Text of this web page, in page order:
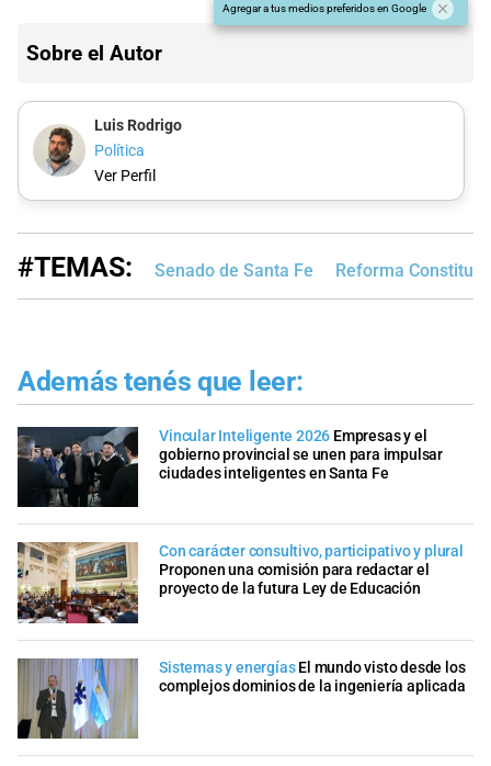
Agregar a tus medios preferidos en Google
Sobre el Autor
Luis Rodrigo
Política
Ver Perfil
#TEMAS: Senado de Santa Fe Reforma
Además tenés que leer:
Vincular Inteligente 2026 Empresas y el
gobierno provincial se unen para impulsar
ciudades inteligentes en Santa Fe
Con carácter consultivo, participativo y plural
Proponen una comisión para redactar el
proyecto de la futura Ley de Educación
Sistemas y energíasEl mundo visto desde los
complejos dominios de la ingeniería aplicada